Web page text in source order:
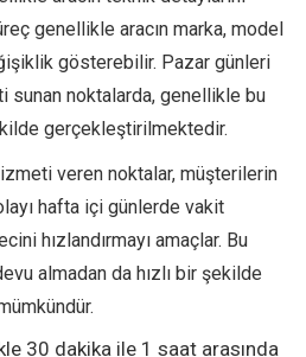
genellikle aracın marka, model
gösterebilir. Pazar günleri
sunan noktalarda, genellikle bu
gerçekleştirilmektedir.
veren noktalar, müşterilerin
hafta içi günlerde vakit
hızlandırmayı amaçlar. Bu
almadan da hızlı bir şekilde
30 dakika ile 1 saat arasında